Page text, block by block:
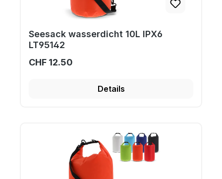
Seesack wasserdicht 10L IPX6
LT95142
CHF 12.50
Details